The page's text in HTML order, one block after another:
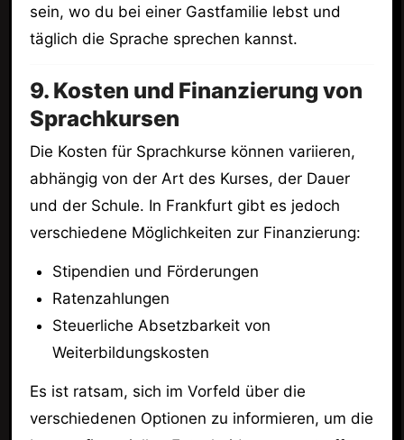
sein, wo du bei einer Gastfamilie lebst und
täglich die Sprache sprechen kannst.
9. Kosten und Finanzierung von
Sprachkursen
Die Kosten für Sprachkurse können variieren,
abhängig von der Art des Kurses, der Dauer
und der Schule. In Frankfurt gibt es jedoch
verschiedene Möglichkeiten zur Finanzierung:
Stipendien und Förderungen
Ratenzahlungen
Steuerliche Absetzbarkeit von
Weiterbildungskosten
Es ist ratsam, sich im Vorfeld über die
verschiedenen Optionen zu informieren, um die